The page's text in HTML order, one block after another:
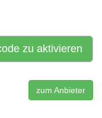
zu aktivieren
zum Anbieter